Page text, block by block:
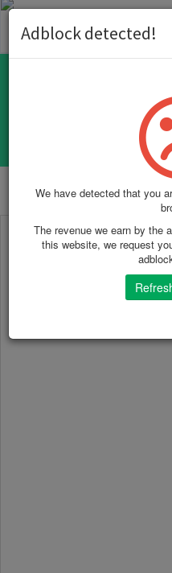
100% Free
Adblock detected!
We have detected that you
The revenue we earn by the
this website, we request